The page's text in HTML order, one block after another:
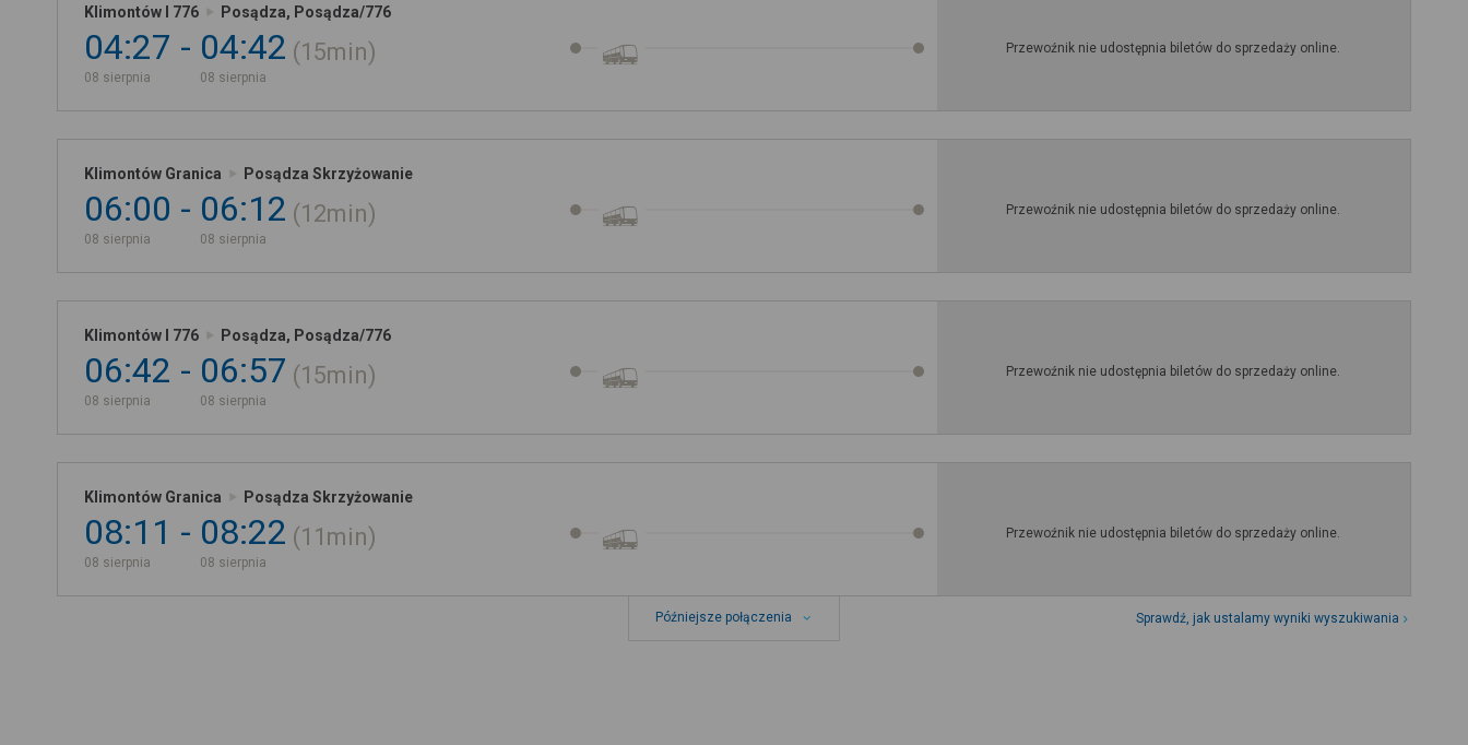
Klimontów I 776 Posądza, Posądza/776
04:27
08 sierpnia
04:42
08 sierpnia
15min Przewoźnik nie udostępnia biletów do sprzedaży online.
Klimontów Granica Posądza Skrzyżowanie
06:00
08 sierpnia
06:12
08 sierpnia
12min Przewoźnik nie udostępnia biletów do sprzedaży online.
Klimontów I 776 Posądza, Posądza/776
06:42
08 sierpnia
06:57
08 sierpnia
15min Przewoźnik nie udostępnia biletów do sprzedaży online.
Klimontów Granica Posądza Skrzyżowanie
08:11
08 sierpnia
08:22
08 sierpnia
11min Przewoźnik nie udostępnia biletów do sprzedaży online.
Późniejsze połączenia Sprawdź, jak ustalamy wyniki wyszukiwania